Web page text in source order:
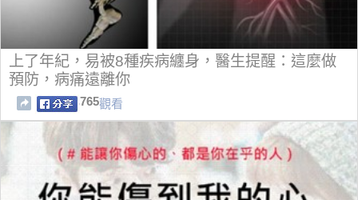
上了年紀，易被8種疾病纏身，醫生提醒：這麼做
預防，病痛遠離你
765觀看